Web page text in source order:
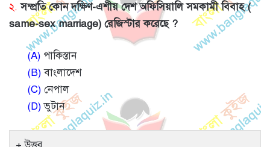
২. সম্প্রতি কোন দক্ষিণ-এশীয় দেশ অফিসিয়ালি সমকামী বিবাহ (
same-sex marriage) রেজিস্টার করেছে ?
(A) পাকিস্তান
(B)বাংলাদেশ
(C) নেপাল
(D)ভুটান